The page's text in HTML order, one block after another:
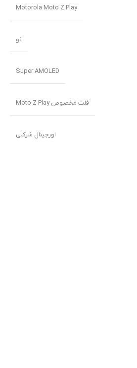
Motorola Moto Z Play
نو
Super AMOLED
فلت مخصوص Moto Z Play
اورجینال شرکتی